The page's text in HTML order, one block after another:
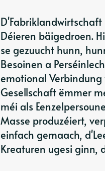
Déieren bäigedroen.
se gezuucht hunn,
Besoinen a
emotional
Gesellschaft ëmmer
méi als
Masse produzéiert,
einfach gemaach,
Kreaturen ugesi ginn,